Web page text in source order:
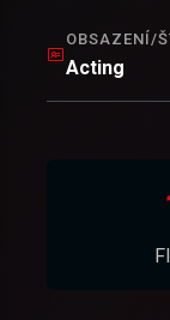
OBSAZENÍ/
Acting